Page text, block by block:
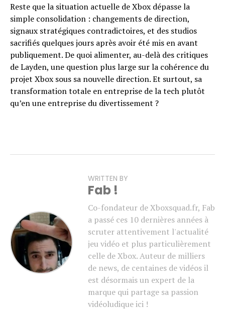
Reste que la situation actuelle de Xbox dépasse la
simple consolidation : changements de direction,
signaux stratégiques contradictoires, et des studios
sacrifiés quelques jours après avoir été mis en avant
publiquement. De quoi alimenter, au-delà des critiques
de Layden, une question plus large sur la cohérence du
projet Xbox sous sa nouvelle direction. Et surtout, sa
transformation totale en entreprise de la tech plutôt
qu’en une entreprise du divertissement ?
WRITTEN BY
Fab !
Co-fondateur de Xboxsquad.fr, Fab
a passé ces 10 dernières années à
scruter attentivement l'actualité
jeu vidéo et plus particulièrement
celle de Xbox. Auteur de milliers
de news, de centaines de vidéos il
est désormais un expert de la
marque qui partage sa passion
vidéoludique ici !